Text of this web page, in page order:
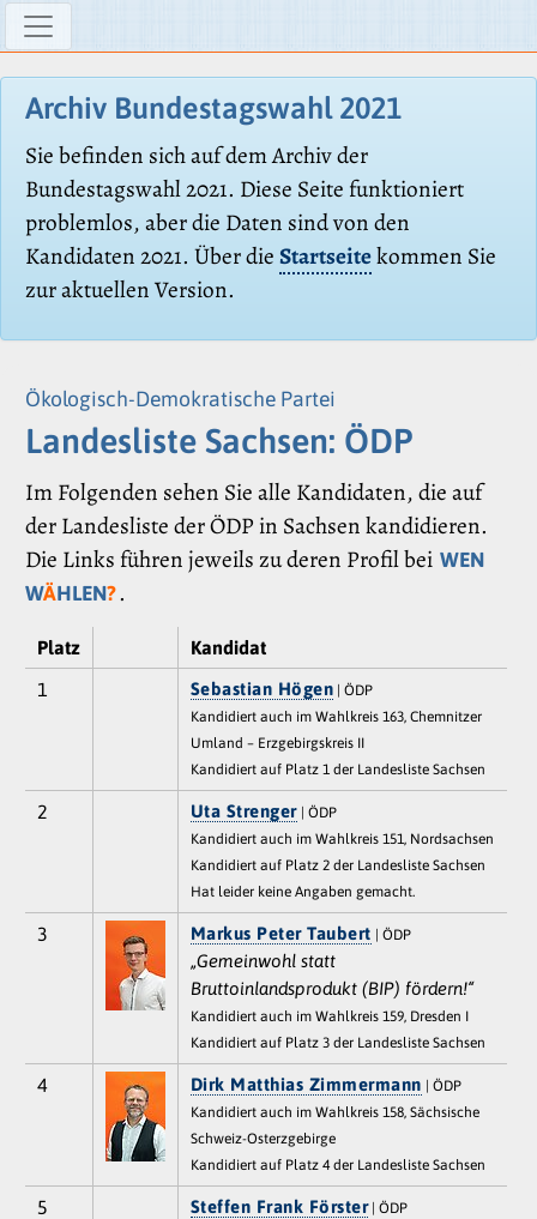
Archiv Bundestagswahl 2021
Sie befinden sich auf dem Archiv der
Bundestagswahl 2021. Diese Seite funktioniert
problemlos, aber die Daten sind von den
Kandidaten 2021. Über dieStartseitekommen Sie
zur aktuellen Version.
Ökologisch-Demokratische Partei
Landesliste Sachsen: ÖDP
Im Folgenden sehen Sie alle Kandidaten, die auf
der Landesliste der ÖDP in Sachsen kandidieren.
Die Links führen jeweils zu deren Profil bei WEN
WÄHLEN?.
Platz
Kandidat
1
Sebastian Högen | ÖDP
Kandidiert auch im Wahlkreis 163, Chemnitzer
Umland – Erzgebirgskreis II
Kandidiert auf Platz 1 der Landesliste Sachsen
2 Uta Strenger| ÖDP
Kandidiert auch im Wahlkreis 151, Nordsachsen
Kandidiert auf Platz 2 der Landesliste Sachsen
Hat leider keine Angaben gemacht.
3 Markus Peter Taubert | ÖDP
„Gemeinwohl statt
Bruttoinlandsprodukt (BIP) fördern!“
Kandidiert auch im Wahlkreis 159, Dresden I
Kandidiert auf Platz 3 der Landesliste Sachsen
4 Dirk Matthias Zimmermann | ÖDP
Kandidiert auch im Wahlkreis 158, Sächsische
Schweiz-Osterzgebirge
Kandidiert auf Platz 4 der Landesliste Sachsen
5 Steffen Frank Förster| ÖDP